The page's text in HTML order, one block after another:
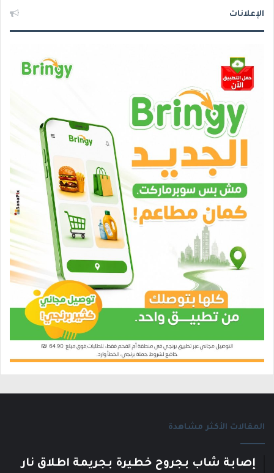
الإعلانات
المقالات الأكثر مشاهدة
إصابة شاب بجروح خطيرة بجريمة اطلاق نار